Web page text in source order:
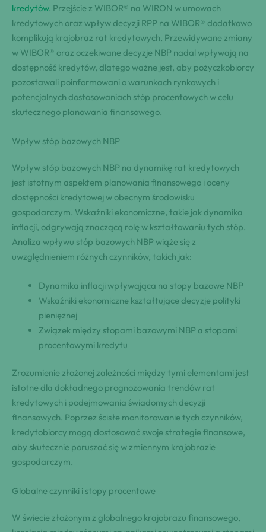
kredytów. Przejście z WIBOR® na WIRON w umowach
kredytowych oraz wpływ decyzji RPP na WIBOR® dodatkowo
komplikują krajobraz rat kredytowych. Przewidywane zmiany
w WIBOR® oraz oczekiwane decyzje NBP nadal wpływają na
dostępność kredytów, dlatego ważne jest, aby pożyczkobiorcy
pozostawali poinformowani o warunkach rynkowych i
potencjalnych dostosowaniach stóp procentowych w celu
skutecznego planowania finansowego.
Wpływ stóp bazowych NBP
Wpływ stóp bazowych NBP na dynamikę rat kredytowych
jest istotnym aspektem planowania finansowego i oceny
dostępności kredytowej w obecnym środowisku
gospodarczym. Wskaźniki ekonomiczne, takie jak dynamika
inflacji, odgrywają znaczącą rolę w kształtowaniu tych stóp.
Analiza wpływu stóp bazowych NBP wiąże się z
uwzględnieniem różnych czynników, takich jak:
Dynamika inflacji wpływająca na stopy bazowe NBP
Wskaźniki ekonomiczne kształtujące decyzje polityki
pieniężnej
Związek między stopami bazowymi NBP a stopami
procentowymi kredytu
Zrozumienie złożonej zależności między tymi elementami jest
istotne dla dokładnego prognozowania trendów rat
kredytowych i podejmowania świadomych decyzji
finansowych. Poprzez ścisłe monitorowanie tych czynników,
kredytobiorcy mogą dostosować swoje strategie finansowe,
aby skutecznie poruszać się w zmiennym krajobrazie
gospodarczym.
Globalne czynniki i stopy procentowe
W świecie złożonym z globalnego krajobrazu finansowego,